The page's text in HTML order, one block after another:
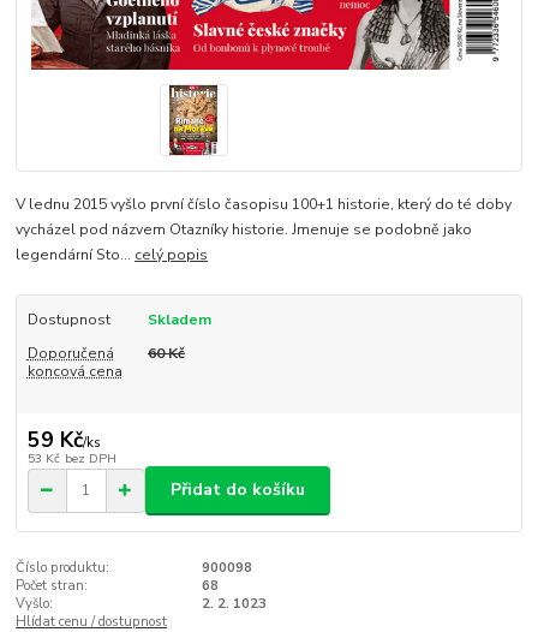
V lednu 2015 vyšlo první číslo časopisu 100+1 historie, který do té doby
vycházel pod názvem Otazníky historie. Jmenuje se podobně jako
legendární Sto... celý popis
Dostupnost
Skladem
Doporučená
koncová cena
60 Kč
59 Kč/ks
53 Kč bez DPH
Přidat do košíku
Číslo produktu:
900098
Počet stran:
68
Vyšlo:
2. 2. 1023
Hlídat cenu / dostupnost